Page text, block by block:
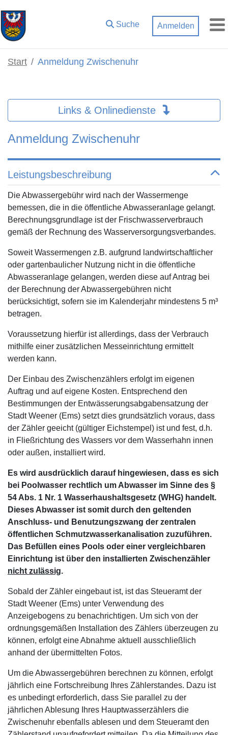
Zum Hauptinhalt springen
Suche Anmelden
Start Anmeldung Zwischenuhr
Links & Onlinedienste
Anmeldung Zwischenuhr
Leistungsbeschreibung
Die Abwassergebühr wird nach der Wassermenge
bemessen, die in die öffentliche Abwasseranlage gelangt.
Berechnungsgrundlage ist der Frischwasserverbrauch
gemäß der Rechnung des Wasserversorgungsverbandes.
Soweit Wassermengen z.B. aufgrund landwirtschaftlicher
oder gartenbaulicher Nutzung nicht in die öffentliche
Abwasseranlage gelangen, werden diese auf Antrag bei
der Berechnung der Abwassergebühren nicht
berücksichtigt, sofern sie im Kalenderjahr mindestens 5 m³
betragen.
Voraussetzung hierfür ist allerdings, dass der Verbrauch
mithilfe einer zusätzlichen Messeinrichtung ermittelt
werden kann.
Der Einbau des Zwischenzählers erfolgt im eigenen
Auftrag und auf eigene Kosten. Entsprechend den
Bestimmungen der Entwässerungsabgabensatzung der
Stadt Weener (Ems) setzt dies grundsätzlich voraus, dass
der Zähler geeicht (gültiger Eichstempel) ist und fest, d.h.
in Fließrichtung des Wassers vor dem Wasserhahn innen
oder außen, installiert wird.
Es wird ausdrücklich darauf hingewiesen, dass es sich
bei Poolwasser rechtlich um Abwasser im Sinne des §
54 Abs. 1 Nr. 1 Wasserhaushaltsgesetz (WHG) handelt.
Dieses Abwasser ist somit durch den geltenden
Anschluss- und Benutzungszwang der zentralen
öffentlichen Schmutzwasserkanalisation zuzuführen.
Das Befüllen eines Pools oder einer vergleichbaren
Einrichtung ist über den installierten Zwischenzähler
nicht zulässig.
Sobald der Zähler eingebaut ist, ist das Steueramt der
Stadt Weener (Ems) unter Verwendung des
Anzeigebogens zu benachrichtigen. Um sich von der
ordnungsgemäßen Installation des Zählers überzeugen zu
können, erfolgt eine Abnahme aktuell ausschließlich
anhand der übermittelten Fotos.
Um die Abwassergebühren berechnen zu können, erfolgt
jährlich eine Fortschreibung Ihres Zählerstandes. Dazu ist
es unbedingt erforderlich, dass Sie parallel zu der
jährlichen Ablesung Ihres Hauptwasserzählers die
Zwischenuhr ebenfalls ablesen und dem Steueramt den